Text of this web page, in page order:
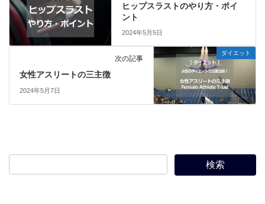
ヒップスラストのやり方・ポイ
ント
2024年5月5日
ダイエット
次の記事
女性アスリートの三主徴
2024年5月7日